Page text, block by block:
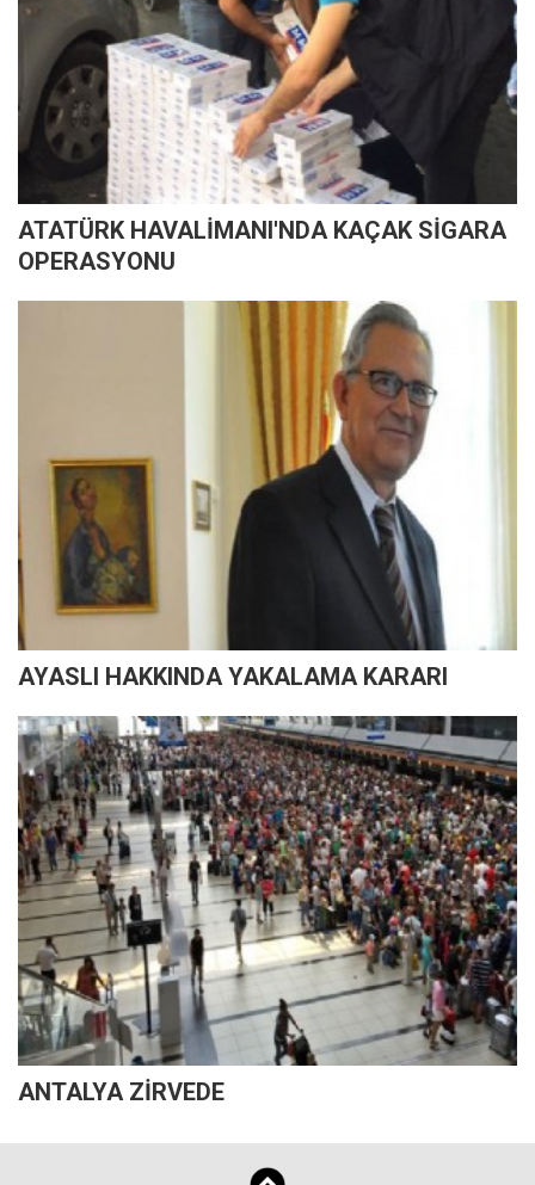
ATATÜRK HAVALİMANI'NDA KAÇAK SİGARA
OPERASYONU
AYASLI HAKKINDA YAKALAMA KARARI
ANTALYA ZİRVEDE